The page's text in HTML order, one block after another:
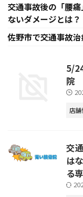
交通事故後の「腰
ないダメージとは？
佐野市で交通事故
5/
院
店
交
は
る